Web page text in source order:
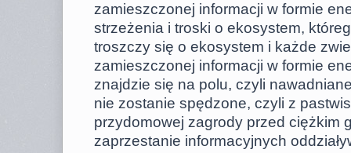
zamieszczonej informacji w formie
strzeżenia i troski o ekosystem,
troszczy się o ekosystem i każde
zamieszczonej informacji w formie
znajdzie się na polu, czyli
nie zostanie spędzone, czyli z
przydomowej zagrody przed ciężkim
zaprzestanie informacyjnych